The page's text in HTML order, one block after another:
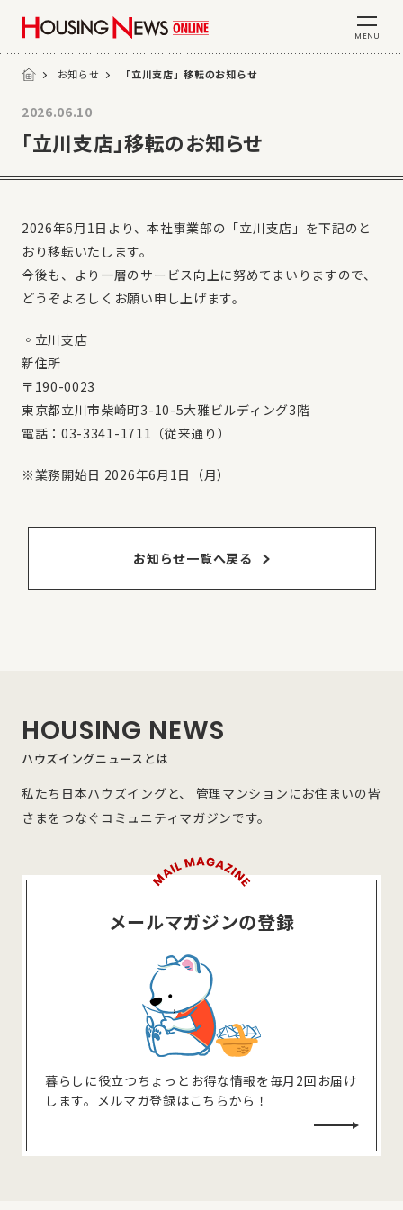
MENU
お知らせ 「立川支店」移転のお知らせ
「立川支店」移転のお知らせ
2026.06.10
2026年6月1日より、本社事業部の「立川支店」を下記のと
おり移転いたします。
今後も、より一層のサービス向上に努めてまいりますので、
どうぞよろしくお願い申し上げます。
◦立川支店
新住所
〒190-0023
東京都立川市柴崎町3-10-5大雅ビルディング3階
電話：03-3341-1711（従来通り）
※業務開始日 2026年6月1日（月）
お知らせ⼀覧へ戻る
HOUSING NEWS
ハウズイングニュースとは
私たち日本ハウズイングと、 管理マンションにお住まいの皆
さまをつなぐコミュニティマガジンです。
メールマガジンの登録
暮らしに役⽴つちょっとお得な情報を毎⽉2回お届け
します。メルマガ登録はこちらから！